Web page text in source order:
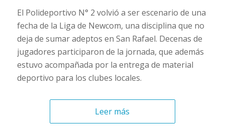
El Polideportivo N° 2 volvió a ser escenario de una
fecha de la Liga de Newcom, una disciplina que no
deja de sumar adeptos en San Rafael. Decenas de
jugadores participaron de la jornada, que además
estuvo acompañada por la entrega de material
deportivo para los clubes locales.
Leer más